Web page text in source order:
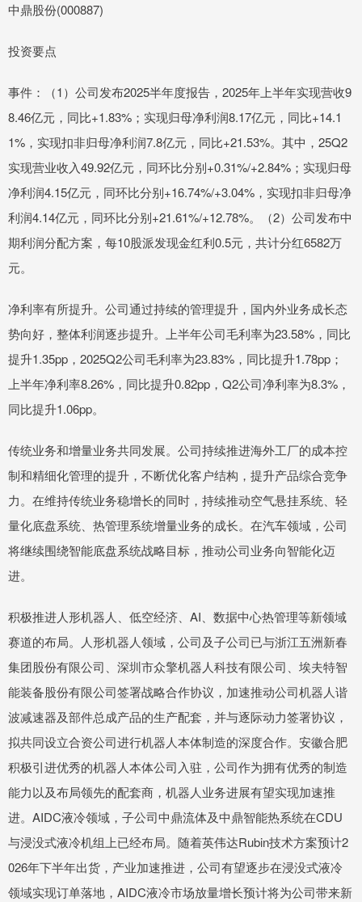
中鼎股份(000887)
投资要点
事件：（1）公司发布2025半年度报告，2025年上半年实现营收9
8.46亿元，同比+1.83%；实现归母净利润8.17亿元，同比+14.1
1%，实现扣非归母净利润7.8亿元，同比+21.53%。其中，25Q2
实现营业收入49.92亿元，同环比分别+0.31%/+2.84%；实现归母
净利润4.15亿元，同环比分别+16.74%/+3.04%，实现扣非归母净
利润4.14亿元，同环比分别+21.61%/+12.78%。（2）公司发布中
期利润分配方案，每10股派发现金红利0.5元，共计分红6582万
元。
净利率有所提升。公司通过持续的管理提升，国内外业务成长态
势向好，整体利润逐步提升。上半年公司毛利率为23.58%，同比
提升1.35pp，2025Q2公司毛利率为23.83%，同比提升1.78pp；
上半年净利率8.26%，同比提升0.82pp，Q2公司净利率为8.3%，
同比提升1.06pp。
传统业务和增量业务共同发展。公司持续推进海外工厂的成本控
制和精细化管理的提升，不断优化客户结构，提升产品综合竞争
力。在维持传统业务稳增长的同时，持续推动空气悬挂系统、轻
量化底盘系统、热管理系统增量业务的成长。在汽车领域，公司
将继续围绕智能底盘系统战略目标，推动公司业务向智能化迈
进。
积极推进人形机器人、低空经济、AI、数据中心热管理等新领域
赛道的布局。人形机器人领域，公司及子公司已与浙江五洲新春
集团股份有限公司、深圳市众擎机器人科技有限公司、埃夫特智
能装备股份有限公司签署战略合作协议，加速推动公司机器人谐
波减速器及部件总成产品的生产配套，并与逐际动力签署协议，
拟共同设立合资公司进行机器人本体制造的深度合作。安徽合肥
积极引进优秀的机器人本体公司入驻，公司作为拥有优秀的制造
能力以及布局领先的配套商，机器人业务进展有望实现加速推
进。AIDC液冷领域，子公司中鼎流体及中鼎智能热系统在CDU
与浸没式液冷机组上已经布局。随着英伟达Rubin技术方案预计2
026年下半年出货，产业加速推进，公司有望逐步在浸没式液冷
领域实现订单落地，AIDC液冷市场放量增长预计将为公司带来新